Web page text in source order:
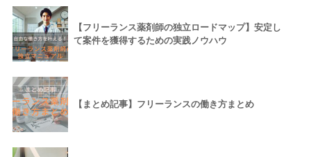
【フリーランス薬剤師の独立ロードマップ】安定し
て案件を獲得するための実践ノウハウ
【まとめ記事】フリーランスの働き方まとめ